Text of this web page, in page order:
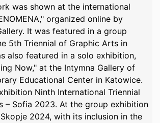
was shown at the international
organized online by
It was featured in a group
5th Triennial of Graphic Arts in
also featured in a solo exhibition,
Now," at the Intymna Gallery of
Educational Center in Katowice.
Ninth International Triennial
– Sofia 2023. At the group exhibition
2024, with its inclusion in the